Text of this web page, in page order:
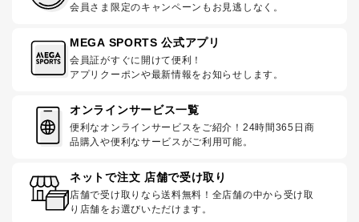
会員さま限定のキャンペーンもお見逃しなく。
MEGA SPORTS 公式アプリ
会員証がすぐに開けて便利！
アプリクーポンや最新情報をお知らせします。
オンラインサービス一覧
便利なオンラインサービスをご紹介！24時間365日商
品購入や便利なサービスがご利用可能。
ネットで注文 店舗で受け取り
店舗で受け取りなら送料無料！全店舗の中から受け取
り店舗をお選びいただけます。